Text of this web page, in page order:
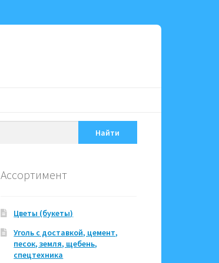
Найти
Ассортимент
Цветы (букеты)
Уголь с доставкой, цемент,
песок, земля, щебень,
спецтехника